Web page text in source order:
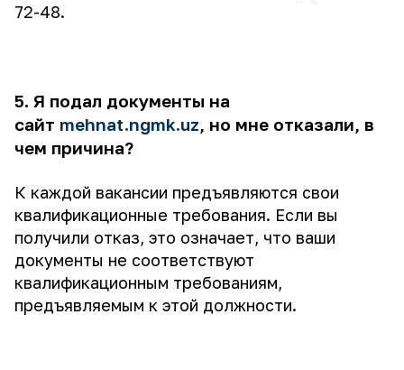
72-48.
5. Я подал документы на
сайт mehnat.ngmk.uz, но мне отказали, в
чем причина?
К каждой вакансии предъявляются свои
квалификационные требования. Если вы
получили отказ, это означает, что ваши
документы не соответствуют
квалификационным требованиям,
предъявляемым к этой должности.